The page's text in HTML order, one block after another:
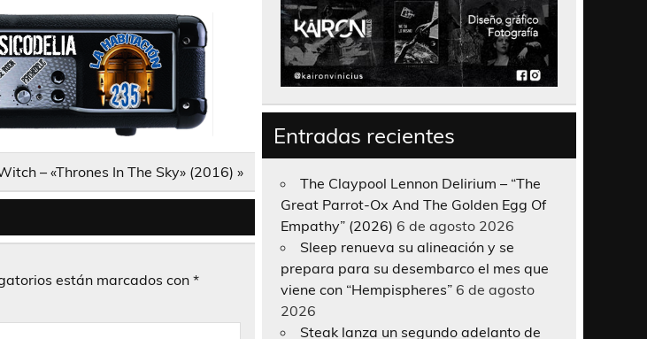
– «Thrones In The Sky» (2016) »
están marcados con *
Entradas recientes
The Claypool Lennon Delirium – “The
Great Parrot-Ox And The Golden Egg Of
Empathy” (2026) 6 de agosto 2026
Sleep renueva su alineación y se
prepara para su desembarco el mes que
viene con “Hempispheres” 6 de agosto
2026
Steak lanza un segundo adelanto de